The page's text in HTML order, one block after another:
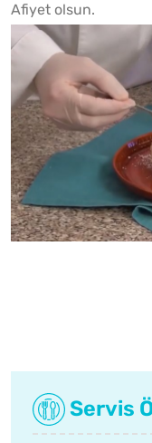
Afiyet olsun.
Servis